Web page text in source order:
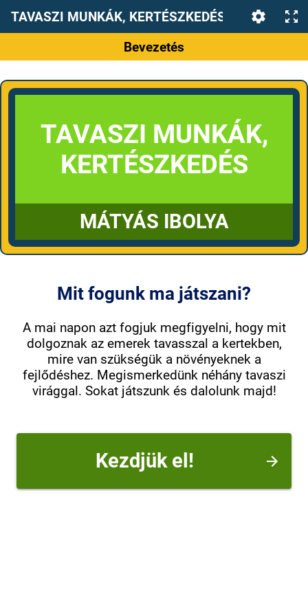
TAVASZI MUNKÁK, KERTÉSZKEDÉS
Bevezetés
TAVASZI MUNKÁK,
KERTÉSZKEDÉS
MÁTYÁS IBOLYA
Mit fogunk ma játszani?
A mai napon azt fogjuk megfigyelni, hogy mit
dolgoznak az emerek tavasszal a kertekben,
mire van szükségük a növényeknek a
fejlődéshez. Megismerkedünk néhány tavaszi
virággal. Sokat játszunk és dalolunk majd!
Kezdjük el!